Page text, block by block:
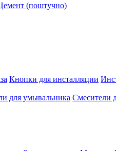
(поштучно)
Кнопки для инсталляции
для умывальника Смесители